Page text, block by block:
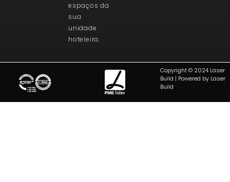
espaços da
sua
unidade
hoteleira.
Copyright © 2024 Laser
Build | Powered by Laser
Build